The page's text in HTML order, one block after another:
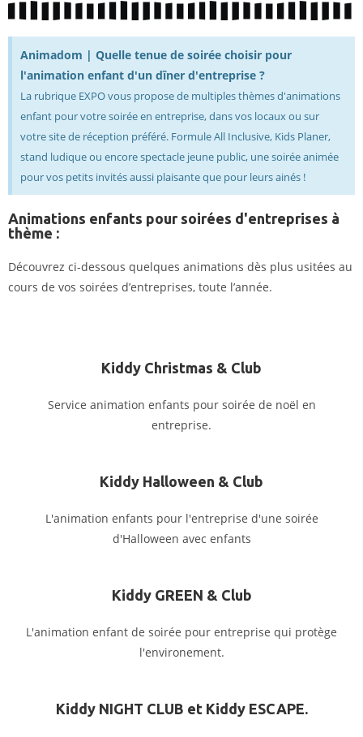
Animadom | Quelle tenue de soirée choisir pour
l'animation enfant d'un dîner d'entreprise ?
La rubrique EXPO vous propose de multiples thèmes d'animations
enfant pour votre soirée en entreprise, dans vos locaux ou sur
votre site de réception préféré. Formule All Inclusive, Kids Planer,
stand ludique ou encore spectacle jeune public, une soirée animée
pour vos petits invités aussi plaisante que pour leurs ainés !
Animations enfants pour soirées d'entreprises à
thème :
Découvrez ci-dessous quelques animations dès plus usitées au
cours de vos soirées d’entreprises, toute l’année.
Kiddy Christmas & Club
Service animation enfants pour soirée de noël en
entreprise.
Kiddy Halloween & Club
L'animation enfants pour l'entreprise d'une soirée
d'Halloween avec enfants
Kiddy GREEN & Club
L'animation enfant de soirée pour entreprise qui protège
l'environement.
Kiddy NIGHT CLUB et Kiddy ESCAPE.